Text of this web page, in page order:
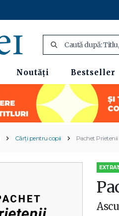
Noutăți Bestseller
Cărți pentru copii Pachet Prietenii